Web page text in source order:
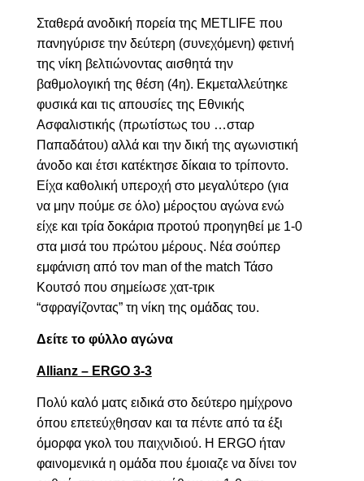
Σταθερά ανοδική πορεία της METLIFE που
πανηγύρισε την δεύτερη (συνεχόμενη) φετινή
της νίκη βελτιώνοντας αισθητά την
βαθμολογική της θέση (4η). Εκμεταλλεύτηκε
φυσικά και τις απουσίες της Εθνικής
Ασφαλιστικής (πρωτίστως του …σταρ
Παπαδάτου) αλλά και την δική της αγωνιστική
άνοδο και έτσι κατέκτησε δίκαια το τρίποντο.
Είχα καθολική υπεροχή στο μεγαλύτερο (για
να μην πούμε σε όλο) μέροςτου αγώνα ενώ
είχε και τρία δοκάρια προτού προηγηθεί με 1-0
στα μισά του πρώτου μέρους. Νέα σούπερ
εμφάνιση από τον man of the match Τάσο
Κουτσό που σημείωσε χατ-τρικ
“σφραγίζοντας” τη νίκη της ομάδας του.
Δείτε το φύλλο αγώνα
Allianz – ERGO 3-3
Πολύ καλό ματς ειδικά στο δεύτερο ημίχρονο
όπου επετεύχθησαν και τα πέντε από τα έξι
όμορφα γκολ του παιχνιδιού. Η ERGO ήταν
φαινομενικά η ομάδα που έμοιαζε να δίνει τον